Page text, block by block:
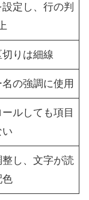
定し、行の判
りは細線
の強調に使用
ルしても項目
し、文字が読
色